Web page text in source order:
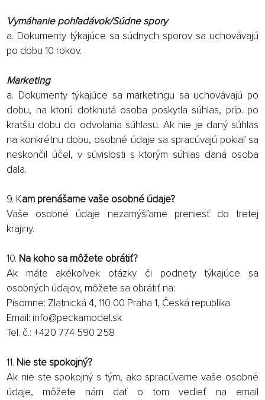
Vymáhanie pohľadávok/Súdne spory
a. Dokumenty týkajúce sa súdnych sporov sa uchovávajú
po dobu 10 rokov.
Marketing
a. Dokumenty týkajúce sa marketingu sa uchovávajú po
dobu, na ktorú dotknutá osoba poskytla súhlas, príp. po
kratšiu dobu do odvolania súhlasu. Ak nie je daný súhlas
na konkrétnu dobu, osobné údaje sa spracúvajú pokiaľ sa
neskončil účel, v súvislosti s ktorým súhlas daná osoba
dala.
9. Kam prenášame vaše osobné údaje?
Vaše osobné údaje nezamýšľame preniesť do tretej
krajiny.
10. Na koho sa môžete obrátiť?
Ak máte akékoľvek otázky či podnety týkajúce sa
osobných údajov, môžete sa obrátiť na:
Písomne: Zlatnická 4, 110 00 Praha 1, Česká republika
Email: info@peckamodel.sk
Tel. č.: +420 774 590 258
11. Nie ste spokojný?
Ak nie ste spokojný s tým, ako spracúvame vaše osobné
údaje, môžete nám dať o tom vedieť na email